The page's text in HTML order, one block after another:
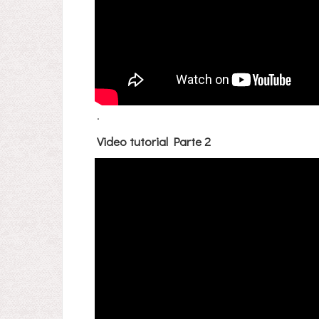
.
Video tutorial Parte 2